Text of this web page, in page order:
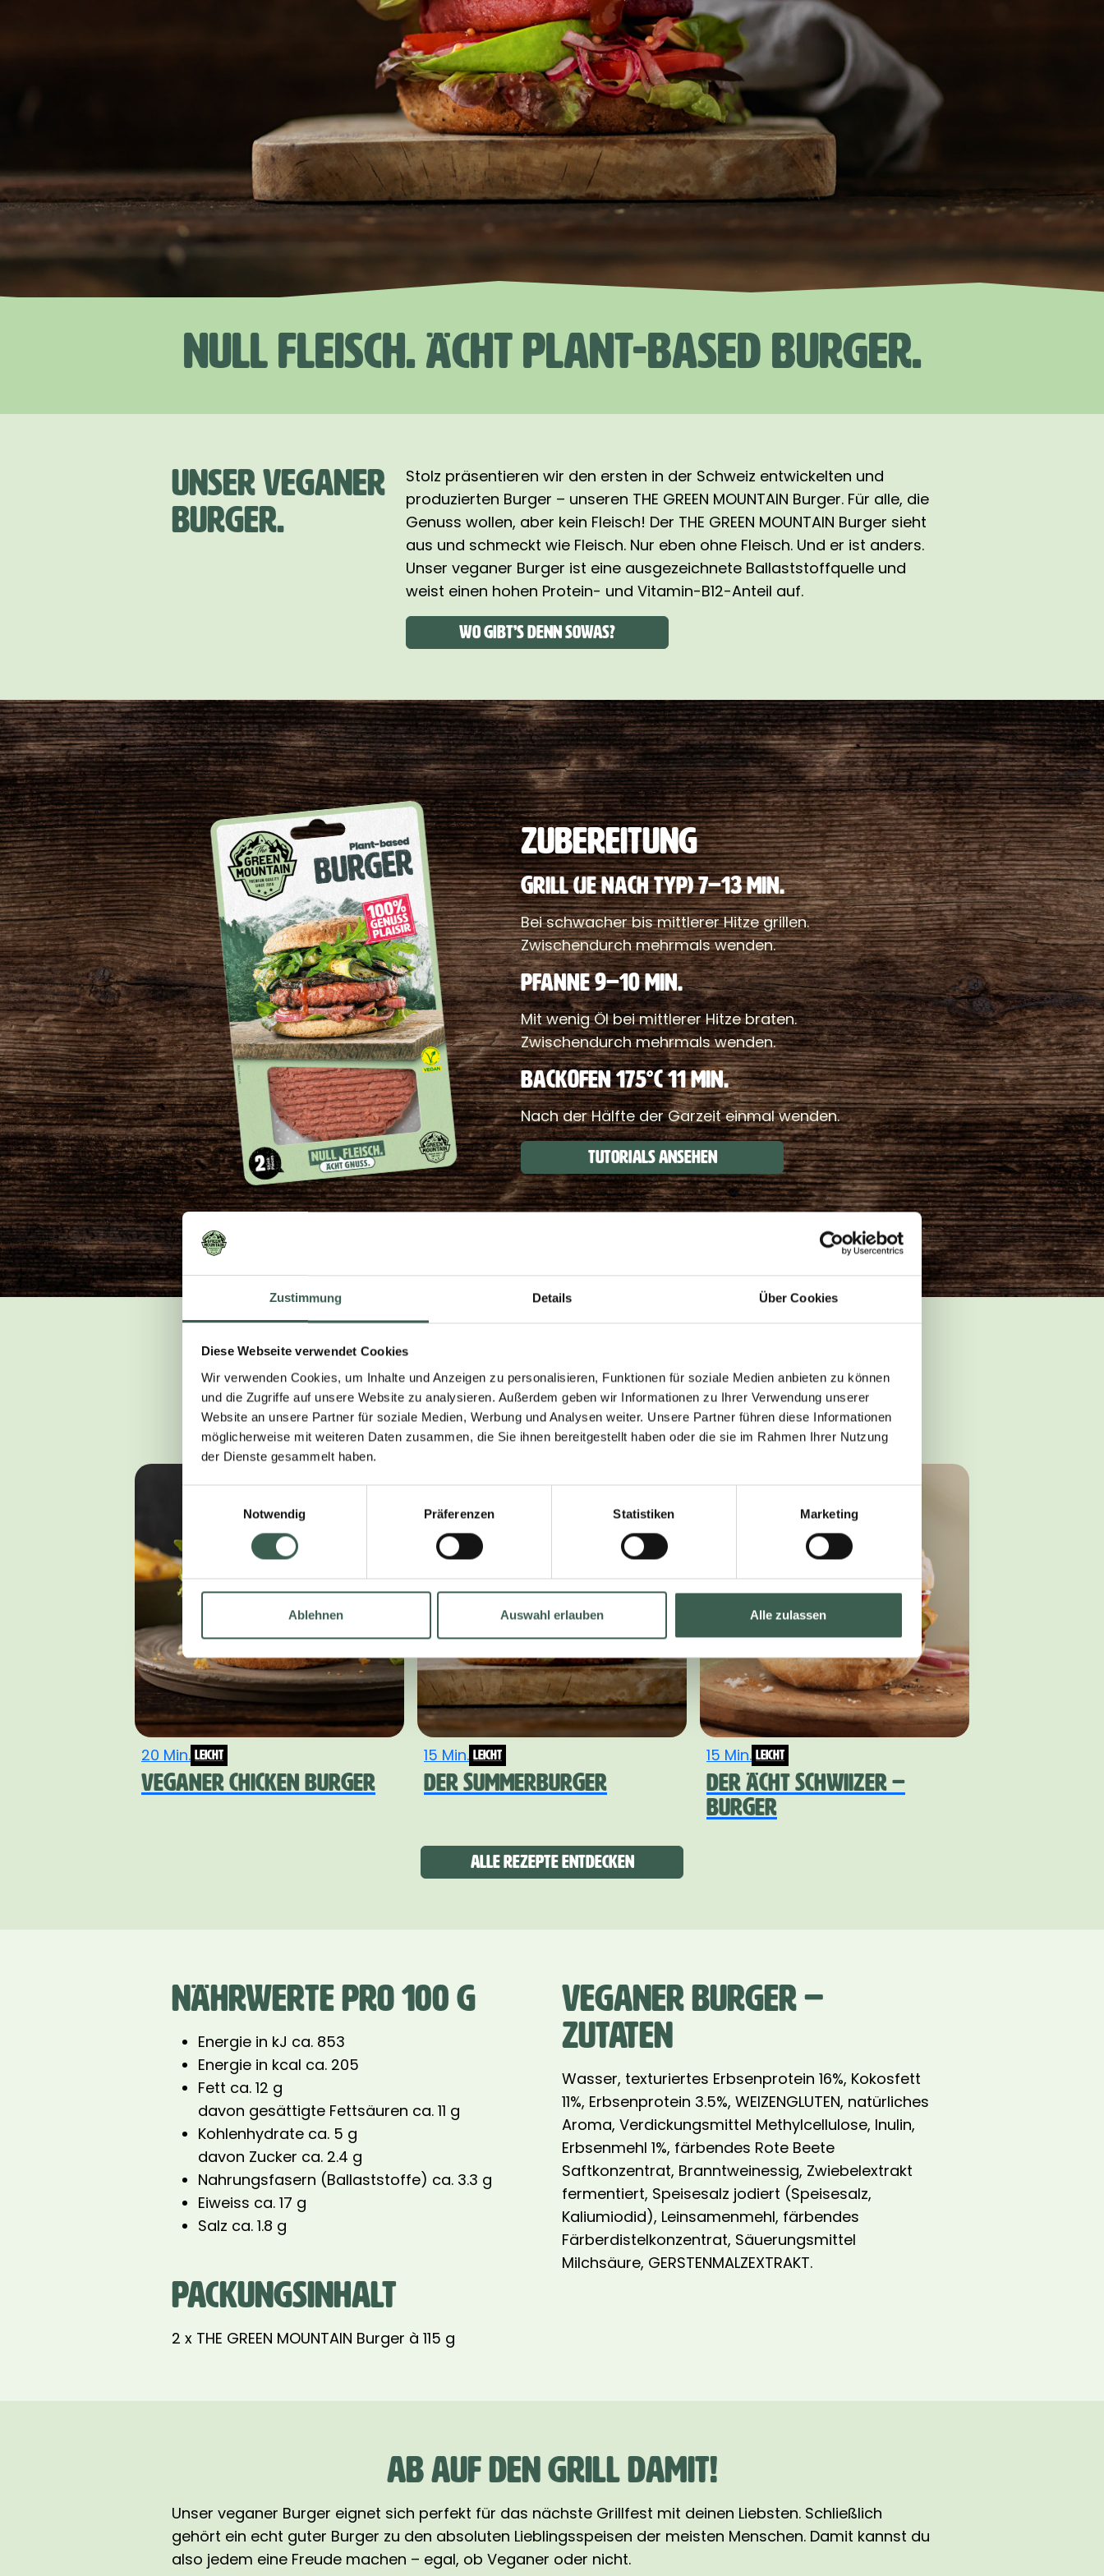
Zustimmung Details Über Cookies
Diese Webseite verwendet Cookies
Wir verwenden Cookies, um Inhalte und Anzeigen zu personalisieren, Funktionen für soziale Medien anbieten zu können
und die Zugriffe auf unsere Website zu analysieren. Außerdem geben wir Informationen zu Ihrer Verwendung unserer
Website an unsere Partner für soziale Medien, Werbung und Analysen weiter. Unsere Partner führen diese Informationen
möglicherweise mit weiteren Daten zusammen, die Sie ihnen bereitgestellt haben oder die sie im Rahmen Ihrer Nutzung
der Dienste gesammelt haben.
Notwendig
Präferenzen Statistiken Marketing
Ablehnen Auswahl erlauben Alle zulassen
NULL FLEISCH. ÄCHT PLANT-BASED BURGER.
UNSER VEGANER
BURGER.
Stolz präsentieren wir den ersten in der Schweiz entwickelten und
produzierten Burger – unseren THE GREEN MOUNTAIN Burger. Für alle, die
Genuss wollen, aber kein Fleisch! Der THE GREEN MOUNTAIN Burger sieht
aus und schmeckt wie Fleisch. Nur eben ohne Fleisch. Und er ist anders.
Unser veganer Burger ist eine ausgezeichnete Ballaststoffquelle und
weist einen hohen Protein- und Vitamin-B12-Anteil auf.
Wo gibt’s denn sowas?
ZUBEREITUNG
GRILL (JE NACH TYP) 7–13 MIN.
Bei schwacher bis mittlerer Hitze grillen.
Zwischendurch mehrmals wenden.
PFANNE 9–10 MIN.
Mit wenig Öl bei mittlerer Hitze braten.
Zwischendurch mehrmals wenden.
BACKOFEN 175°C 11 MIN.
Nach der Hälfte der Garzeit einmal wenden.
Tutorials Ansehen
VEGANE BURGER-INSPIRATION GESUCHT?
Keine Ahnung, was du aus unserem Plant-based Burger machen sollst? Hier
findest du kreative Rezeptvorschläge, die dir weiterhelfen:
20 Min. leicht
VEGANER CHICKEN BURGER
15 Min. leicht
DER SUMMERBURGER
15 Min. leicht
DER ÄCHT SCHWIIZER –
BURGER
Alle Rezepte entdecken
NÄHRWERTE PRO 100 G
Energie in kJ ca. 853
Energie in kcal ca. 205
Fett ca. 12 g
davon gesättigte Fettsäuren ca. 11 g
Kohlenhydrate ca. 5 g
davon Zucker ca. 2.4 g
Nahrungsfasern (Ballaststoffe) ca. 3.3 g
Eiweiss ca. 17 g
Salz ca. 1.8 g
PACKUNGSINHALT
2 x THE GREEN MOUNTAIN Burger à 115 g
VEGANER BURGER –
ZUTATEN
Wasser, texturiertes Erbsenprotein 16%, Kokosfett
11%, Erbsenprotein 3.5%, WEIZENGLUTEN, natürliches
Aroma, Verdickungsmittel Methylcellulose, Inulin,
Erbsenmehl 1%, färbendes Rote Beete
Saftkonzentrat, Branntweinessig, Zwiebelextrakt
fermentiert, Speisesalz jodiert (Speisesalz,
Kaliumiodid), Leinsamenmehl, färbendes
Färberdistelkonzentrat, Säuerungsmittel
Milchsäure, GERSTENMALZEXTRAKT.
AB AUF DEN GRILL DAMIT!
Unser veganer Burger eignet sich perfekt für das nächste Grillfest mit deinen Liebsten. Schließlich
gehört ein echt guter Burger zu den absoluten Lieblingsspeisen der meisten Menschen. Damit kannst du
also jedem eine Freude machen – egal, ob Veganer oder nicht.